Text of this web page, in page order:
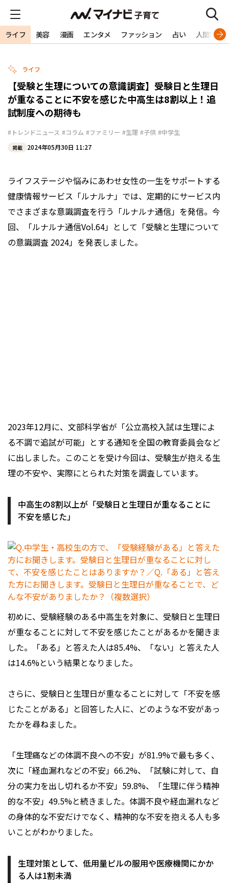
ライフ 美容 漫画 エンタメ ファッション 占い 人間関係
ライフ
【受験と生理についての意識調査】受験日と生理日
が重なることに不安を感じた中高生は8割以上！追
試制度への期待も
#トレンドニュース #コラム #ファミリー #生理 #子供 #中学生
掲載 2024年05月30日 11:27
ライフステージや悩みにあわせ女性の一生をサポートする
健康情報サービス「ルナルナ」では、定期的にサービス内
でさまざまな意識調査を行う「ルナルナ通信」を発信。今
回、「ルナルナ通信Vol.64」として「受験と生理について
の意識調査 2024」を発表しました。
2023年12月に、文部科学省が「公立高校入試は生理によ
る不調で追試が可能」とする通知を全国の教育委員会など
に出しました。このことを受け今回は、受験生が抱える生
理の不安や、実際にとられた対策を調査しています。
中高生の8割以上が「受験日と生理日が重なることに
不安を感じた」
初めに、受験経験のある中高生を対象に、受験日と生理日
が重なることに対して不安を感じたことがあるかを聞きま
した。「ある」と答えた人は85.4%、「ない」と答えた人
は14.6%という結果となりました。
さらに、受験日と生理日が重なることに対して「不安を感
じたことがある」と回答した人に、どのような不安があっ
たかを尋ねました。
「生理痛などの体調不良への不安」が81.9%で最も多く、
次に「経血漏れなどの不安」66.2%、「試験に対して、自
分の実力を出し切れるか不安」59.8%、「生理に伴う精神
的な不安」49.5%と続きました。体調不良や経血漏れなど
の身体的な不安だけでなく、精神的な不安を抱える人も多
いことがわかりました。
生理対策として、低用量ピルの服用や医療機関にかか
る人は1割未満